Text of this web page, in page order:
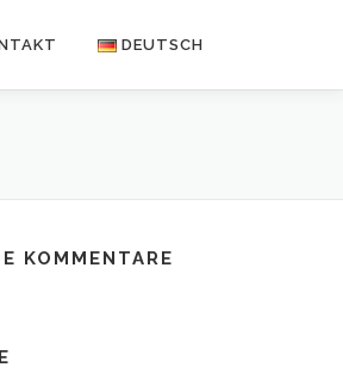
DEUTSCH
KOMMENTARE